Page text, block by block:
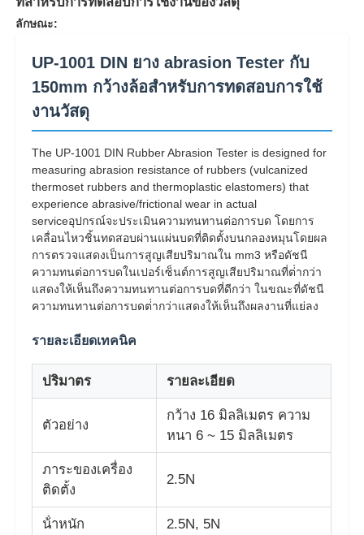
บ้าน
ผลิตภัณฑ์
เกี่ยวกับเรา
ลักษณะ:
UP-1001 DIN ยาง abrasion Tester กับ
150mm กว้างล้อสําหรับการทดสอบการใช้
งานวัสดุ
The UP-1001 DIN Rubber Abrasion Tester is designed for
measuring abrasion resistance of rubbers (vulcanized
thermoset rubbers and thermoplastic elastomers) that
experience abrasive/frictional wear in actual
serviceอุปกรณ์จะประเมินความทนทานต่อการบด โดยการ
เคลื่อนไหวชิ้นทดสอบผ่านแผ่นบดที่ติดตั้งบนกลองหมุนโดยผล
การตรวจแสดงเป็นการสูญเสียปริมาณใน mm3 หรือดัชนี
ความทนต่อการบดในเปอร์เซ็นต์การสูญเสียปริมาณที่ต่ํากว่า
แสดงให้เห็นถึงความทนทานต่อการบดที่ดีกว่า ในขณะที่ดัชนี
ความทนทานต่อการบดต่ํากว่าแสดงให้เห็นถึงผลงานที่แย่ลง
รายละเอียดเทคนิค
ปริมาตร รายละเอียด
ตัวอย่าง
กว้าง 16 มิลลิเมตร ความ
หนา 6 ~ 15 มิลลิเมตร
ภาระของเครื่อง
ติดตั้ง
2.5N
น้ําหนัก 2.5N, 5N